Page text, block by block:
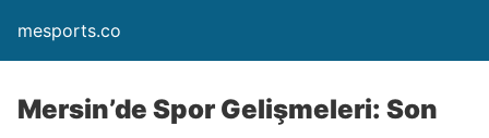
mesports.co
Mersin’de Spor Gelişmeleri: Son